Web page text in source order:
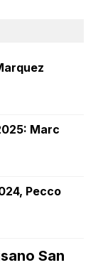
Marc
Pecco
San